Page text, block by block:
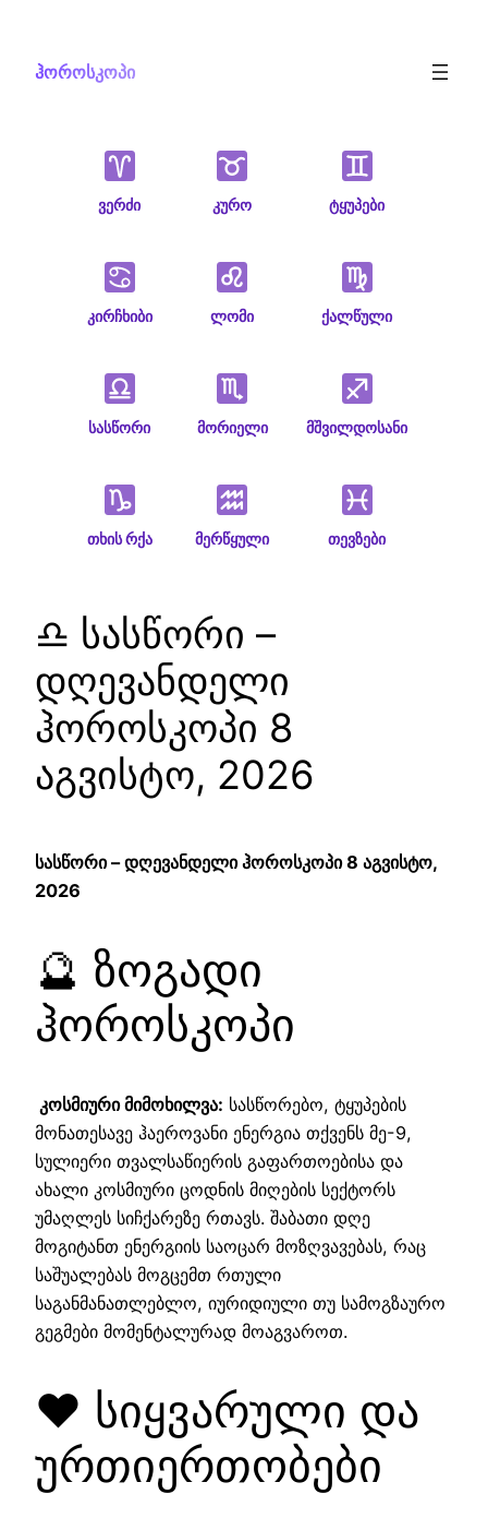
content
ჰოროსკოპი
ვერძი კურო ტყუპები
კირჩხიბი ლომი ქალწული
სასწორი მორიელი მშვილდოსანი
თხის რქა მერწყული თევზები
♎ სასწორი –
დღევანდელი
ჰოროსკოპი 8
აგვისტო, 2026
სასწორი – დღევანდელი ჰოროსკოპი 8 აგვისტო,
2026
🔮 ზოგადი
ჰოროსკოპი
კოსმიური მიმოხილვა: სასწორებო, ტყუპების
მონათესავე ჰაეროვანი ენერგია თქვენს მე-9,
სულიერი თვალსაწიერის გაფართოებისა და
ახალი კოსმიური ცოდნის მიღების სექტორს
უმაღლეს სიჩქარეზე რთავს. შაბათი დღე
მოგიტანთ ენერგიის საოცარ მოზღვავებას, რაც
საშუალებას მოგცემთ რთული
საგანმანათლებლო, იურიდიული თუ სამოგზაურო
გეგმები მომენტალურად მოაგვაროთ.
❤️ სიყვარული და
ურთიერთობები